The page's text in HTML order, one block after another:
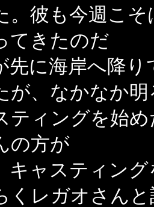
。彼も今週こそ
てきたのだ
先に海岸へ降り
が、なかなか
ティングを始
の方が
キャスティング
くレガオさん